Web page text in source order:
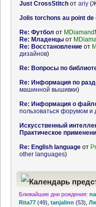
Just CrossStitchот ariy(
Jolis torchons au point de
Re: Футбол от
Re: Младенцыот
Re: Восстановлениеот
дизайнов)
Re: Вопросы по
Re: Информация по
машинной вышивки)
Re: Информация о
пользоваться форумом и
Искусственный
Практическое
Re: English languageот
other languages)
предстоящих
Ближайшие дни рождения:
Rita77 (49) ,tanjalinn (53) ,